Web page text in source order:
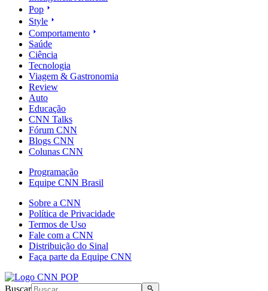
Pop
Style
Comportamento
Saúde
Ciência
Tecnologia
Viagem & Gastronomia
Review
Auto
Educação
CNN Talks
Fórum CNN
Blogs CNN
Colunas CNN
Programação
Equipe CNN Brasil
Sobre a CNN
Política de Privacidade
Termos de Uso
Fale com a CNN
Distribuição do Sinal
Faça parte da Equipe CNN
Buscar